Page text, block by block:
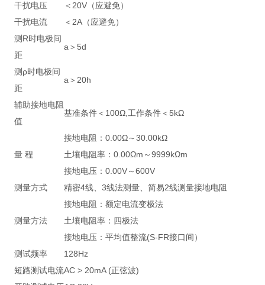
干扰电压
＜20V（应避免）
干扰电流
＜2A（应避免）
测R时电极间
距
a＞5d
测ρ时电极间
距
a＞20h
辅助接地电阻
值
基准条件＜100Ω,工作条件＜5kΩ
量 程
接地电阻：0.00Ω～30.00kΩ
土壤电阻率：0.00Ωm～9999kΩm
接地电压：0.00V～600V
测量方式
精密4线、3线法测量、简易2线测量接地电阻
测量方法
接地电阻：额定电流变极法
土壤电阻率：四极法
接地电压：平均值整流(S-FR接口间）
测试频率
128Hz
短路测试电流AC > 20mA (正弦波)